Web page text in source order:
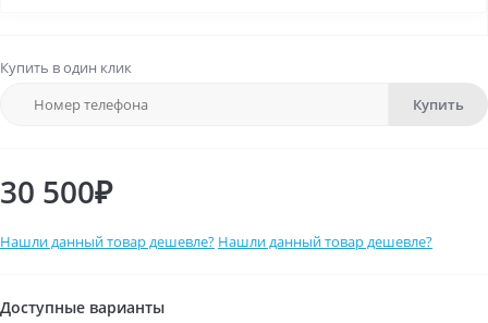
Купить в один клик
Купить
30 500₽
Нашли данный товар дешевле? Нашли данный товар дешевле?
Доступные варианты